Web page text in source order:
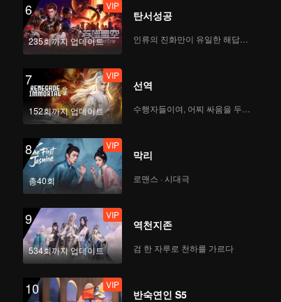
6
235회까지 업데이트
VIP
탄서성공
인류의 진화만이 유일한 해답이다
7
152회까지 업데이트
VIP
선역
8
총40회
VIP
막리
로맨스 · 시대극
9
534회까지 업데이트
VIP
역천지존
검 한 자루로 천하를 가르다
10 VIP
반숙연인 S5